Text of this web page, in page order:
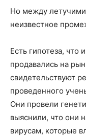
Но между
неизвестное
Есть гипотеза, что
продавались на
свидетельствуют
проведенного
Они провели
выяснили, что они
вирусам, которые